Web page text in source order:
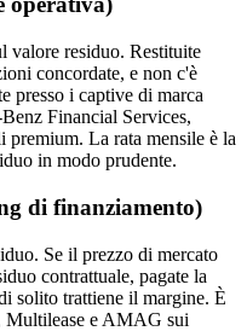
valore residuo. Restituite
concordate, e non c'è
presso i captive di marca
Financial Services,
La rata mensile è la
in modo prudente.
di finanziamento)
Se il prezzo di mercato
contrattuale, pagate la
solito trattiene il margine. È
Multilease e AMAG sui